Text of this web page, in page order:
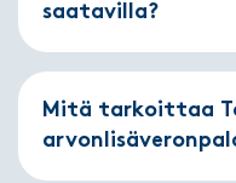
saatavilla?
Mitä tarkoittaa